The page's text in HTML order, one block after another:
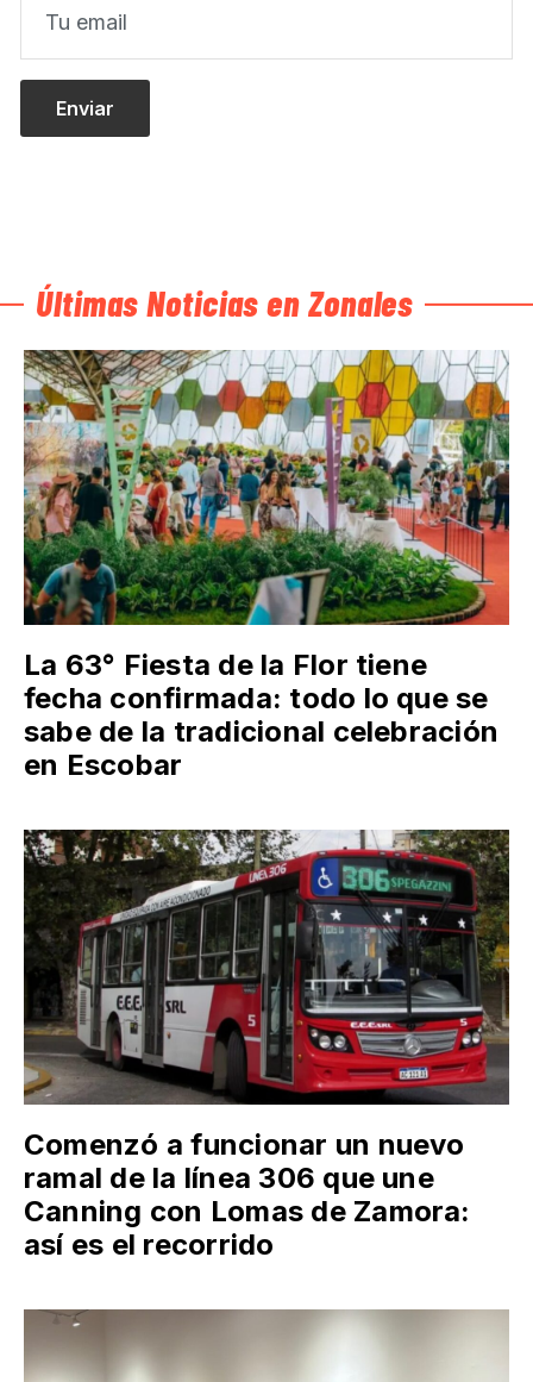
Últimas Noticias en Zonales
La 63° Fiesta de la Flor tiene
fecha confirmada: todo lo que se
sabe de la tradicional celebración
en Escobar
Comenzó a funcionar un nuevo
ramal de la línea 306 que une
Canning con Lomas de Zamora:
así es el recorrido